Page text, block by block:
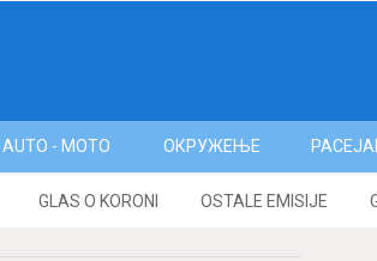
GLAS O KORONI OSTALE EMISIJE
AUTO - MOTO ОКРУЖЕЊЕ